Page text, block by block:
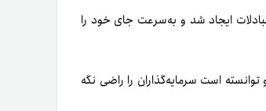
ایجاد شد و به‌سرعت جای خود را
است سرمایه‌­گذاران را راضی نگه